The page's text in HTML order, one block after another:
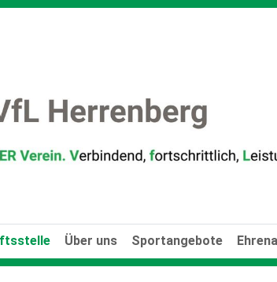
Über uns Sportangebote